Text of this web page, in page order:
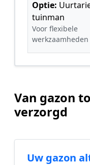
Optie:
tuinman
Voor flexibele
werkzaamheden
Van gazon
verzorgd
Uw gazon